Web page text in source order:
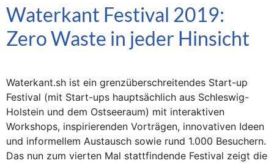
Waterkant Festival 2019:
Zero Waste in jeder Hinsicht
Waterkant.sh ist ein grenzüberschreitendes Start-up
Festival (mit Start-ups hauptsächlich aus Schleswig-
Holstein und dem Ostseeraum) mit interaktiven
Workshops, inspirierenden Vorträgen, innovativen Ideen
und informellem Austausch sowie rund 1.000 Besuchern.
Das nun zum vierten Mal stattfindende Festival zeigt die